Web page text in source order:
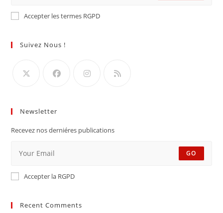
Accepter les termes RGPD
Suivez Nous !
Newsletter
Recevez nos derniéres publications
GO
Accepter la RGPD
Recent Comments